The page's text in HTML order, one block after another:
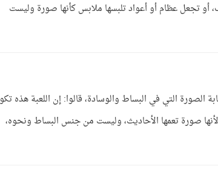
أو تجعل عظام أو أعواد تلبسها ملابس كأنها صورة وليست
الصورة التي في البساط والوسادة، قالوا: إن اللعبة هذه
لأنها صورة تعمها الأحاديث، وليست من جنس البساط ونحوه،